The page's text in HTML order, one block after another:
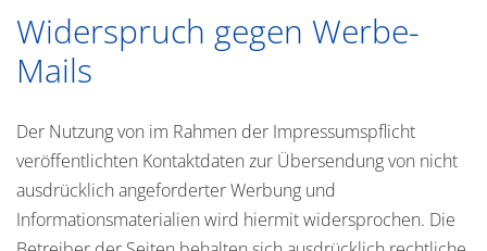
Widerspruch gegen Werbe-
Mails
Der Nutzung von im Rahmen der Impressumspflicht
veröffentlichten Kontaktdaten zur Übersendung von nicht
ausdrücklich angeforderter Werbung und
Informationsmaterialien wird hiermit widersprochen. Die